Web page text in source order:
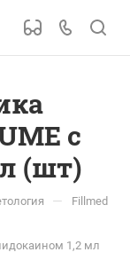
с
(шт)
— Fillmed
1,2 мл